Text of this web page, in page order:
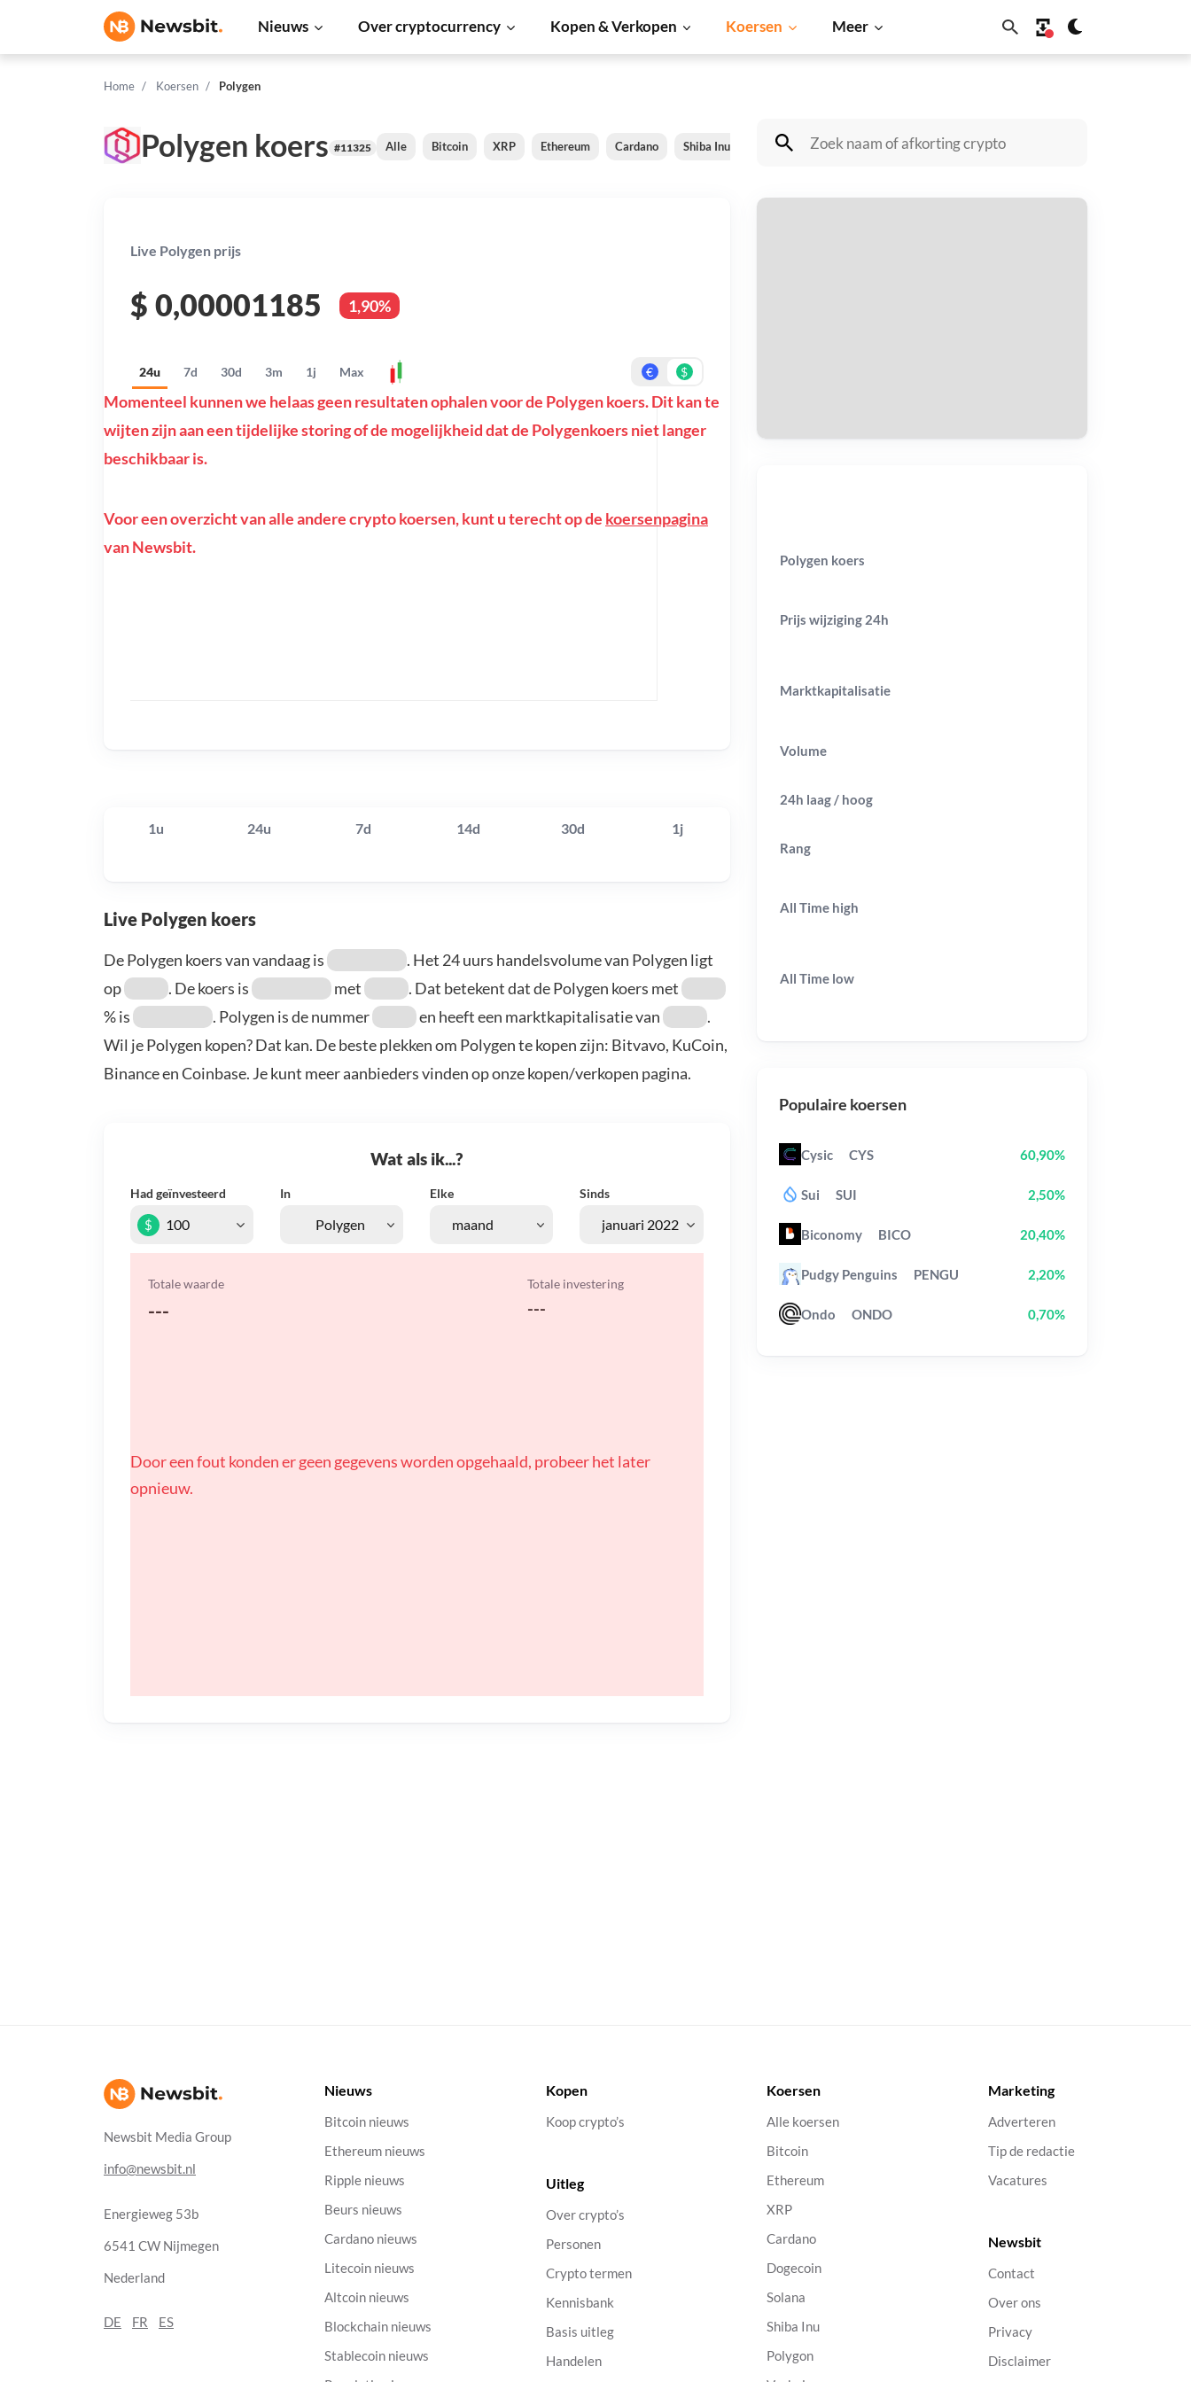
Nieuws Over cryptocurrency Kopen & Verkopen Koersen Meer
Home Koersen Polygen
Polygen koers #11325 Alle Bitcoin XRP Ethereum Cardano Shiba Inu Dogecoin Solana BNB
Live Polygen prijs
$ 0,00001185 1,90%
24u 7d 30d 3m 1j Max € $
Momenteel kunnen we helaas geen resultaten ophalen voor de Polygen koers. Dit kan te
wijten zijn aan een tijdelijke storing of de mogelijkheid dat de Polygenkoers niet langer
beschikbaar is.
Voor een overzicht van alle andere crypto koersen, kunt u terecht op de koersenpagina
van Newsbit.
1u 24u 7d 14d 30d 1j
Live Polygen koers
De Polygen koers van vandaag is
. Het 24 uurs handelsvolume van Polygen ligt
op
. De koers is met
. Dat betekent dat de Polygen koers met
% is
. Polygen is de nummer en heeft een marktkapitalisatie van
.
Wil je Polygen kopen? Dat kan. De beste plekken om Polygen te kopen zijn: Bitvavo, KuCoin,
Binance en Coinbase. Je kunt meer aanbieders vinden op onze kopen/verkopen pagina.
Wat als ik...?
Had geïnvesteerd In Elke Sinds
$
Totale waarde
---
Totale investering
---
Door een fout konden er geen gegevens worden opgehaald, probeer het later
opnieuw.
Polygen koers
Prijs wijziging 24h
Marktkapitalisatie
Volume
24h laag / hoog
Rang
All Time high
All Time low
Populaire koersen
Cysic CYS 60,90%
Sui SUI 2,50%
Biconomy BICO 20,40%
Pudgy Penguins PENGU 2,20%
Ondo ONDO 0,70%
Newsbit Media Group
info@newsbit.nl
Energieweg 53b
6541 CW Nijmegen
Nederland
DE FR ES
Nieuws
Bitcoin nieuws
Ethereum nieuws
Ripple nieuws
Beurs nieuws
Cardano nieuws
Litecoin nieuws
Altcoin nieuws
Blockchain nieuws
Stablecoin nieuws
Kopen
Koop crypto’s
Uitleg
Over crypto’s
Personen
Crypto termen
Kennisbank
Basis uitleg
Handelen
Koersen
Alle koersen
Bitcoin
Ethereum
XRP
Cardano
Dogecoin
Solana
Shiba Inu
Polygon
Marketing
Adverteren
Tip de redactie
Vacatures
Newsbit
Contact
Over ons
Privacy
Disclaimer